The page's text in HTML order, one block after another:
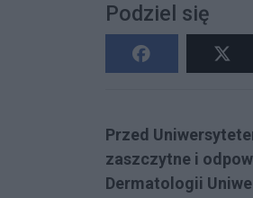
Podziel się
Przed
zaszczytne i
Dermatologii